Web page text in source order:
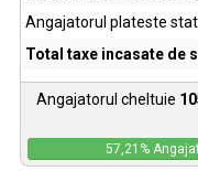
Angajatorul plateste
Total taxe incasate de
Angajatorul cheltuie
57,21 % Angajat